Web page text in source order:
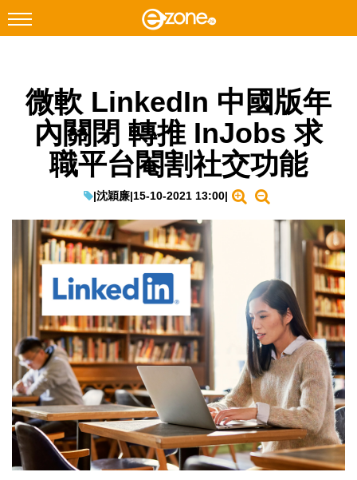
Facebook Instagram
科技焦點
網絡生活
教學評測
EduTech
IT Times
生成式AI與雲端應用
Enterprise Digital Transformation
特集
微軟 LinkedIn 中國版年
內關閉 轉推 InJobs 求
職平台閹割社交功能
|沈穎廉|15-10-2021 13:00|